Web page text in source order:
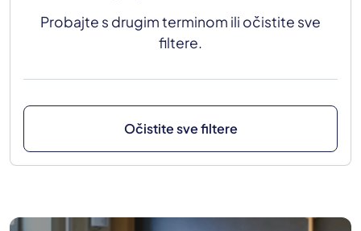
Probajte s drugim terminom ili očistite sve
filtere.
Očistite sve filtere